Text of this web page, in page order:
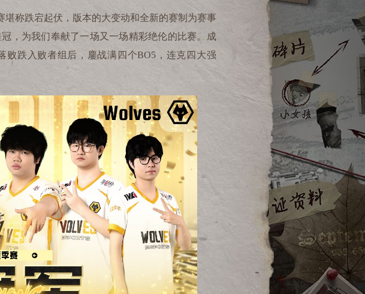
称跌宕起伏，版本的大变动和全新的赛制为赛事
，为我们奉献了一场又一场精彩绝伦的比赛。成
败跌入败者组后，鏖战满四个BO5 ，连克四大强